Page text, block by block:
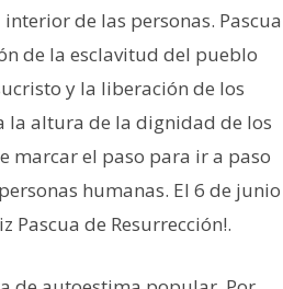
de las personas. Pascua
de la esclavitud del pueblo
y la liberación de los
la altura de la dignidad de los
marcar el paso para ir a paso
humanas. El 6 de junio
Pascua de Resurrección!.